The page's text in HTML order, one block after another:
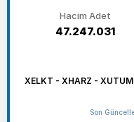
Hacim Adet
47.247.031
XELKT - XHARZ -
Son